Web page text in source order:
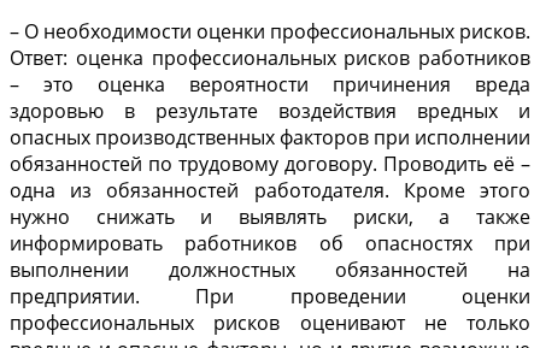
– О необходимости оценки профессиональных рисков.
Ответ: оценка профессиональных рисков работников
– это оценка вероятности причинения вреда
здоровью в результате воздействия вредных и
опасных производственных факторов при исполнении
обязанностей по трудовому договору. Проводить её –
одна из обязанностей работодателя. Кроме этого
нужно снижать и выявлять риски, а также
информировать работников об опасностях при
выполнении должностных обязанностей на
предприятии. При проведении оценки
профессиональных рисков оценивают не только